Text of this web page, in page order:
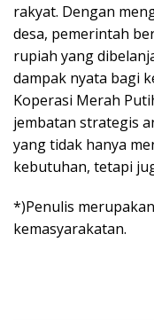
rakyat. Dengan
desa, pemerintah
rupiah yang
dampak nyata bagi
Koperasi Merah
jembatan strategis
yang tidak hanya
kebutuhan, tetapi
*)Penulis
kemasyarakatan.